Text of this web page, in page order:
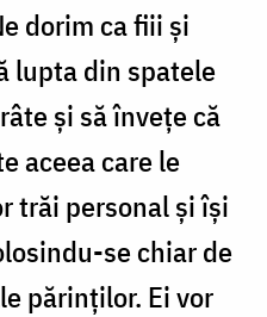
dorim ca fiii şi
lupta din spatele
şi să înveţe că
aceea care le
trăi personal şi îşi
se chiar de
părinţilor. Ei vor